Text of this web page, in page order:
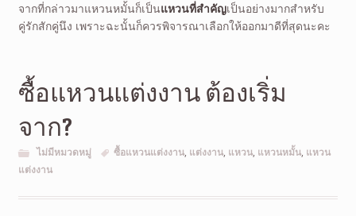
จากที่กล่าวมาแหวนหมั้นก็เป็นแหวนที่สำคัญเป็นอย่างมากสำหรับ
คู่รักสักคู่นึง เพราะฉะนั้นก็ควรพิจารณาเลือกให้ออกมาดีที่สุดนะคะ
ซื้อแหวนแต่งงาน ต้องเริ่ม
จาก?
ไม่มีหมวดหมู่ ซื้อแหวนแต่งงาน, แต่งงาน, แหวน, แหวนหมั้น, แหวน
แต่งงาน